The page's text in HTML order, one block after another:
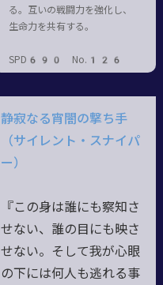
る。互いの戦闘力を強化し、
生命力を共有する。
SPD690 No.126
静寂なる宵闇の撃ち手
（サイレント・スナイパ
ー）
『この身は誰にも察知さ
せない、誰の目にも映さ
せない。そして我が心眼
の下には何人も逃れる事